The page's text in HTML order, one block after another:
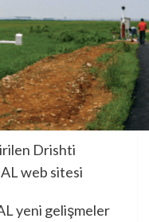
Drishti
web sitesi
yeni gelişmeler